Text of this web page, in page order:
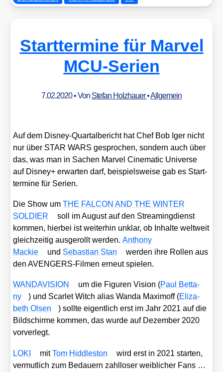
Starttermine für Marvel
MCU-Serien
7.02.2020• Von Stefan Holzhauer•Allgemein
Auf dem Dis­ney-Quar­tal­be­richt hat Chef Bob Iger nicht
nur über STAR WARS gespro­chen, son­dern auch über
das, was man in Sachen Mar­vel Cine­ma­tic Uni­ver­se
auf Dis­ney+ erwar­ten darf, bei­spiels­wei­se gab es Start­
ter­mi­ne für Seri­en.
Die Show umTHE FALCON AND THE WINTER
SOLDIER
soll im August auf den Strea­ming­dienst
kom­men, hier­bei ist wei­ter­hin unklar, ob Inhal­te welt­weit
gleich­zei­tig aus­ge­rollt wer­den.Antho­ny
Mackie
und Sebas­ti­an Stan
wer­den ihre Rol­len aus
den AVEN­GERS-Fil­men erneut spie­len.
WANDAVISION um die Figu­ren Visi­on (Paul Bet­ta­
ny
) und Scar­let Witch ali­as Wan­da Maxim­off (Eliza­
beth Olsen
) soll­te eigent­lich erst im Jahr 2021 auf die
Bild­schir­me kom­men, das wur­de auf Dezem­ber 2020
vor­ver­legt.
LOKI mitTom Hidd­le­s­ton
wird erst in 2021 star­ten,
ver­mut­lich zum Bedau­ern zahl­lo­ser weib­li­cher Fans …